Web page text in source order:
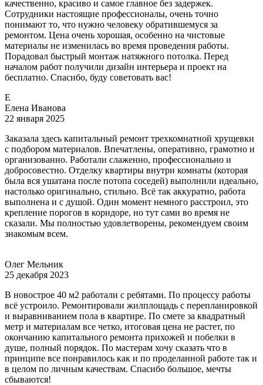
качественно, красиво и самое главное без задержек.
Сотрудники настоящие профессионалы, очень точно
понимают то, что нужно человеку обратившемуся за
ремонтом. Цена очень хорошая, особенно на чистовые
материалы не изменилась во время проведения работы.
Порадовал быстрый монтаж натяжного потолка. Перед
началом работ получили дизайн интерьера и проект на
бесплатно. Спасибо, буду советовать вас!
Е
Елена Иванова
22 января 2025
Заказала здесь капитальный ремонт трехкомнатной хрущевки
с подбором материалов. Впечатлены, оперативно, грамотно и
организованно. Работали слаженно, профессионально и
добросовестно. Отделку квартиры внутри комнаты (которая
была вся ушатана после потопа соседей) выполнили идеально,
настолько оригинально, стильно. Всё так аккуратно, работа
выполнена и с душой. Один момент немного расстроил, это
крепление порогов в коридоре, но тут сами во время не
сказали. Мы полностью удовлетворены, рекомендуем своим
знакомым всем.
Олег Мельник
25 декабря 2023
В новострое 40 м2 работали с ребятами. По процессу работы
всё устроило. Ремонтировали жилплощадь с перепланировкой
и выравниванием пола в квартире. По смете за квадратный
метр и материалам все четко, итоговая цена не растет, по
окончанию капитального ремонта прихожей и побелки в
душе, полный порядок. По мастерам хочу сказать что в
принципе все понравилось как и по проделанной работе так и
в целом по личным качествам. Спасибо большое, мечты
сбываются!